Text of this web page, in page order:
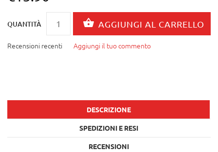
QUANTITÀ
Recensioni recenti Aggiungi il tuo commento
DESCRIZIONE
SPEDIZIONI E RESI
RECENSIONI